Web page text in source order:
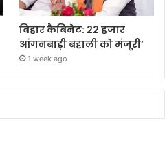
बिहार कैबिनेट: 22 हजार
आंगनबाड़ी बहाली को मंजूरी’
1 week ago